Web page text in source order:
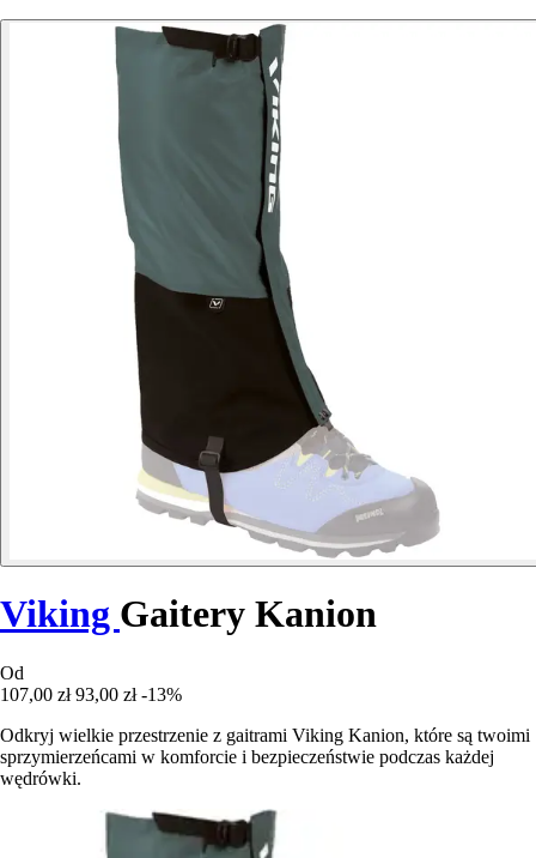
Viking Gaitery Kanion
Od
107,00 zł 93,00 zł -13%
Odkryj wielkie przestrzenie z gaitrami Viking Kanion, które są twoimi
sprzymierzeńcami w komforcie i bezpieczeństwie podczas każdej
wędrówki.